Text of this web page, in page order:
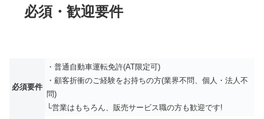
必須・歓迎要件
必須要件
・普通自動車運転免許(AT限定可)
・顧客折衝のご経験をお持ちの方(業界不問、個人・法人不
問)
└営業はもちろん、販売サービス職の方も歓迎です!